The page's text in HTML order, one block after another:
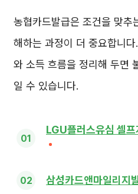
농협카드발급은 조건을 맞추
해하는 과정이 더 중요합니
와 소득 흐름을 정리해 두면
일 수 있습니다.
LGU플러스유심 셀프
삼성카드앤마일리지